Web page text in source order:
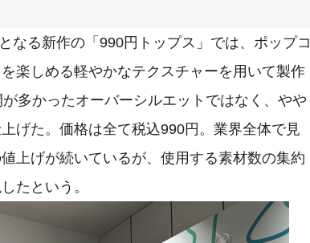
る新作の「990円トップス」では、ポップコ
楽しめる軽やかなテクスチャーを用いて製作
多かったオーバーシルエットではなく、やや
げた。価格は全て税込990円。業界全体で見
上げが続いているが、使用する素材数の集約
たという。